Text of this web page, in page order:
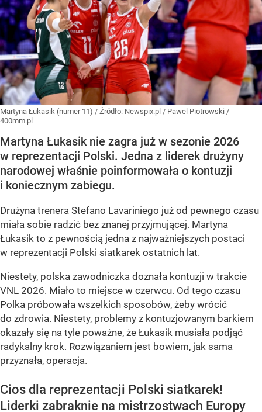
Martyna Łukasik (numer 11) / Źródło: Newspix.pl / Pawel Piotrowski /
400mm.pl
Martyna Łukasik nie zagra już w sezonie 2026
w reprezentacji Polski. Jedna z liderek drużyny
narodowej właśnie poinformowała o kontuzji
i koniecznym zabiegu.
Drużyna trenera Stefano Lavariniego już od pewnego czasu
miała sobie radzić bez znanej przyjmującej. Martyna
Łukasik to z pewnością jedna z najważniejszych postaci
w reprezentacji Polski siatkarek ostatnich lat.
Niestety, polska zawodniczka doznała kontuzji w trakcie
VNL 2026. Miało to miejsce w czerwcu. Od tego czasu
Polka próbowała wszelkich sposobów, żeby wrócić
do zdrowia. Niestety, problemy z kontuzjowanym barkiem
okazały się na tyle poważne, że Łukasik musiała podjąć
radykalny krok. Rozwiązaniem jest bowiem, jak sama
przyznała, operacja.
Cios dla reprezentacji Polski siatkarek!
Liderki zabraknie na mistrzostwach Europy